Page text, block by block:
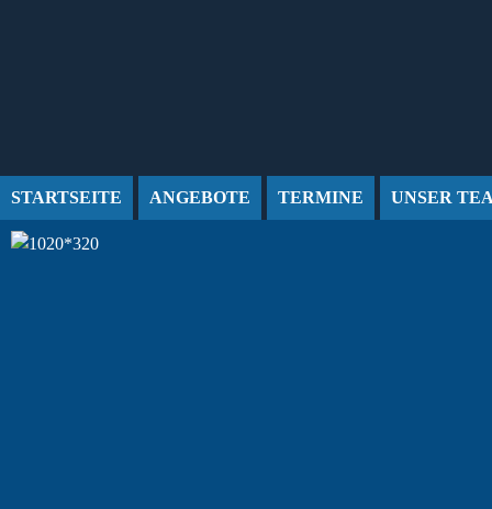
STARTSEITE ANGEBOTE TERMINE UNSER